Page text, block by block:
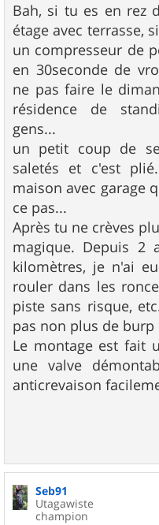
Bah, si tu es en rez
étage avec terrasse,
un compresseur de
en 30seconde de
ne pas faire le
résidence de
gens...
un petit coup de
saletés et c'est
maison avec garage
ce pas...
Après tu ne crèves
magique. Depuis 2
kilomètres, je n'ai
rouler dans les
piste sans risque,
pas non plus de burp
Le montage est fait
une valve
anticrevaison
Seb91
Utagawiste
champion